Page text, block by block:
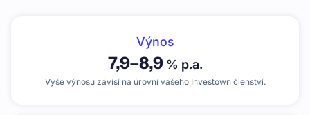
Výnos
7,9–8,9% p.a.
Výše výnosu závisí na úrovni vašeho Investown členství.